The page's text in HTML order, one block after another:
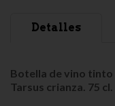
Detalles
Botella de vino tinto
Tarsus crianza. 75 cl.